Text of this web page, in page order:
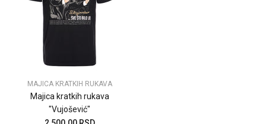
MAJICA KRATKIH RUKAVA
Majica kratkih rukava
"Vujošević"